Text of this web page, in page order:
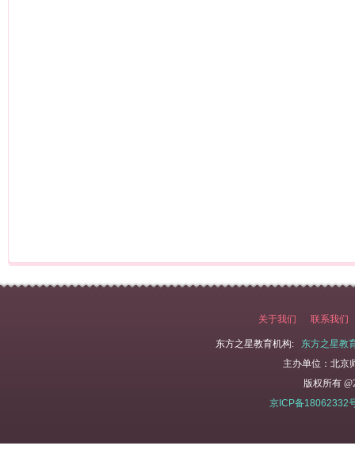
关于我们 联系我们
东方之星教育机构: 东方之星教
主办单位：北京
版权所有
京ICP备18062332